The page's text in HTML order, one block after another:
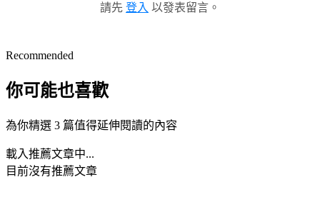
請先 登入 以發表留言。
Recommended
你可能也喜歡
為你精選 3 篇值得延伸閱讀的內容
載入推薦文章中...
目前沒有推薦文章